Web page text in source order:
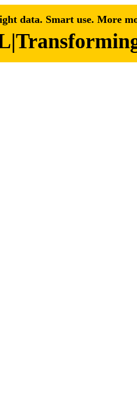
data. Smart use. More